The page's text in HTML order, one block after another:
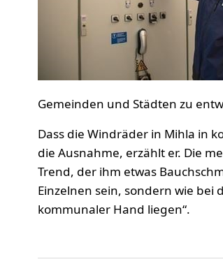
Gemeinden und Städten zu
Dass die Windräder in Mihla in
die Ausnahme, erzählt er. Die
Trend, der ihm etwas
Einzelnen sein, sondern wie bei
kommunaler Hand liegen“.